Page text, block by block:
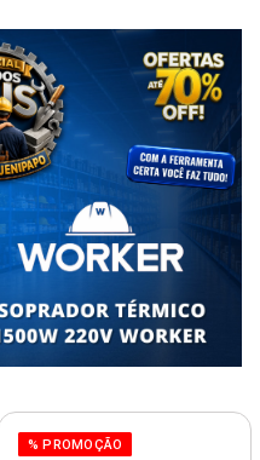
% PROMOÇÃO